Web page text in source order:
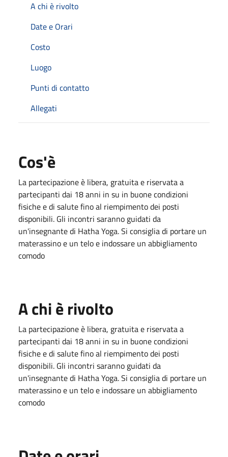
A chi è rivolto
Date e Orari
Costo
Luogo
Punti di contatto
Allegati
Cos'è
La partecipazione è libera, gratuita e riservata a
partecipanti dai 18 anni in su in buone condizioni
fisiche e di salute fino al riempimento dei posti
disponibili. Gli incontri saranno guidati da
un'insegnante di Hatha Yoga. Si consiglia di portare un
materassino e un telo e indossare un abbigliamento
comodo
A chi è rivolto
La partecipazione è libera, gratuita e riservata a
partecipanti dai 18 anni in su in buone condizioni
fisiche e di salute fino al riempimento dei posti
disponibili. Gli incontri saranno guidati da
un'insegnante di Hatha Yoga. Si consiglia di portare un
materassino e un telo e indossare un abbigliamento
comodo